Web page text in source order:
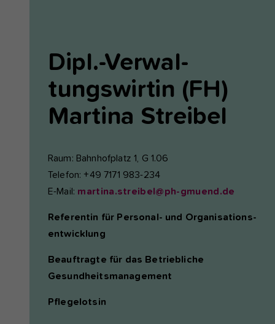
Dipl.-Verwal-
tungswirtin (FH)
Martina Streibel
Raum: Bahnhofplatz 1, G 1.06
Telefon: +49 7171 983-234
E-Mail: martina.streibel@ph-gmuend.de
Referentin für Personal- und Organisations-
entwicklung
Beauftragte für das Betriebliche
Gesundheitsmanagement
Pflegelotsin